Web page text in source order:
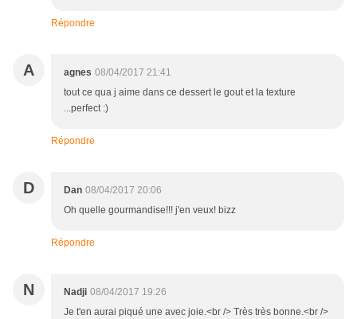
Répondre
A agnes 08/04/2017 21:41
tout ce qua j aime dans ce dessert le gout et la texture
...perfect :)
Répondre
D Dan 08/04/2017 20:06
Oh quelle gourmandise!!! j'en veux! bizz
Répondre
N Nadji 08/04/2017 19:26
Je t'en aurai piqué une avec joie.<br /> Très très bonne.<br />